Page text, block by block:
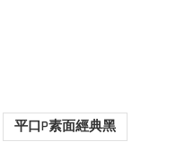
平口P素面經典黑